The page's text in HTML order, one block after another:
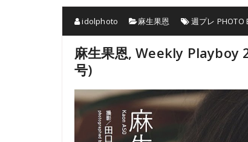
idolphoto 麻生果恩 週プレ PHOTO
麻生果恩, Weekly Playboy
号)